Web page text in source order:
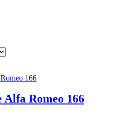
Romeo 166